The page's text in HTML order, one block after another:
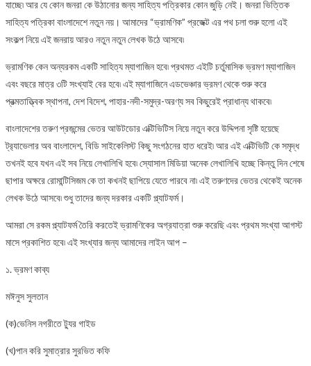
যাচ্ছে৷ আর যে কোন জনরা কে উঠানোর জন্য সাহিত্য পত্রিকার কোন জুড়ি নেই। জনরা ভিত্তিক
সাহিত্য পত্রিকা বাংলাদেশে নতুন নয়। আমাদের “ভ্রামণিক” প্রজেক্ট এর পথ চলা শুরু হলো এই
সংকল্প নিয়ে এই জনরায় আরও নতুন নতুন লেখক উঠে আসবে৷
ভ্রামণিক কেন অন্যরকম একটি সাহিত্য ম্যাগাজিন হবে৷ প্রথমত এইটি চর্তুমাসিক ভ্রমণ ম্যাগাজিন
এবং বছরে মাত্র ৩টি সংখ্যাই বের হবে৷ এই ম্যাগাজিনে এডভেঞ্চার ভ্রমণ থেকে শুরু করে
প্রত্মতাত্ত্বিক স্থাপনা, দেশ বিদেশ, পাহার-নদী-সমুদ্র-অরণ্য সব কিছুরেই প্রাধান্য থাকবে৷
বাংলাদেশের তরুণ প্রজন্মের ভেতর আউটডোর এক্টিভিটিস নিয়ে নতুন করে উদ্দিপনা সৃষ্টি হয়েছে
ট্র‍্যাভেলার অব বাংলাদেশ, বিডি সাইকেলিস্ট কিছু সংগঠনের হাত ধরেই৷ আর এই এক্টিভিটি কে সমৃদ্ধ
তখনই হবে যখন এই সব নিয়ে লেখালিখি হবে৷ স্যোসাল মিডিয়া অনেক লেখালিখি হচ্ছে কিন্তু দিন শেষে
ছাপার অক্ষরে রোমান্টিসিজম কে তা কখনই ছাপিয়ে যেতে পারবে না৷ এই তরুণদের ভেতর থেকেই অনেক
লেখক উঠে আসবে৷ শুধু তাদের জন্য দরকার একটি প্ল্যাটফর্ম।
আমরা সে রকম প্ল্যাটফর্ম তৈরি করতেই ভ্রামণিকের অগ্রযাত্রা শুরু করেছি এবং প্রথম সংখ্যা আগস্ট
মাসে প্রকাশিত হবে৷ এই সংখ্যার জন্য আমাদের লাইন আপ –
১. ভ্রমণ কাব্য
মঈনুস সুলতান
(ক)ভেনিস নগরীতে ট্যুর গাইড
(খ)পান করি সুমাত্রার সুরভিত কফি